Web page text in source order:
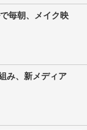
毎朝、メイク映
み、新メディア